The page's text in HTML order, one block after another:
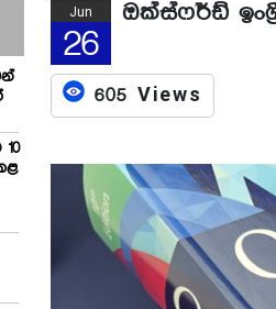
Jun
26
ඔක්ස්ෆර්ඩ්
605 Views